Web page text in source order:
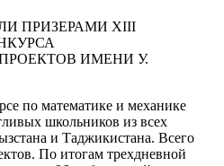
по математике и механике
школьников из всех
и Таджикистана. Всего
По итогам трехдневной